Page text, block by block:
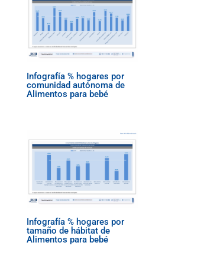
Infografía % hogares por
comunidad autónoma de
Alimentos para bebé
Infografía % hogares por
tamaño de hábitat de
Alimentos para bebé